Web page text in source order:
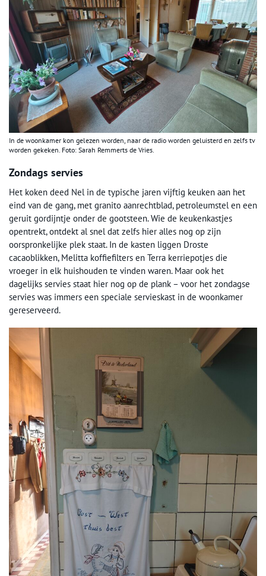
In de woonkamer kon gelezen worden, naar de radio worden geluisterd en zelfs tv
worden gekeken. Foto: Sarah Remmerts de Vries.
Zondags servies
Het koken deed Nel in de typische jaren vijftig keuken aan het
eind van de gang, met granito aanrechtblad, petroleumstel en een
geruit gordijntje onder de gootsteen. Wie de keukenkastjes
opentrekt, ontdekt al snel dat zelfs hier alles nog op zijn
oorspronkelijke plek staat. In de kasten liggen Droste
cacaoblikken, Melitta koffiefilters en Terra kerriepotjes die
vroeger in elk huishouden te vinden waren. Maar ook het
dagelijks servies staat hier nog op de plank – voor het zondagse
servies was immers een speciale servieskast in de woonkamer
gereserveerd.